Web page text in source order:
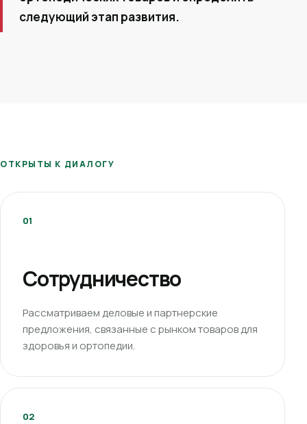
следующий этап развития.
ОТКРЫТЫ К ДИАЛОГУ
01
Сотрудничество
Рассматриваем деловые и партнерские
предложения, связанные с рынком товаров для
здоровья и ортопедии.
02